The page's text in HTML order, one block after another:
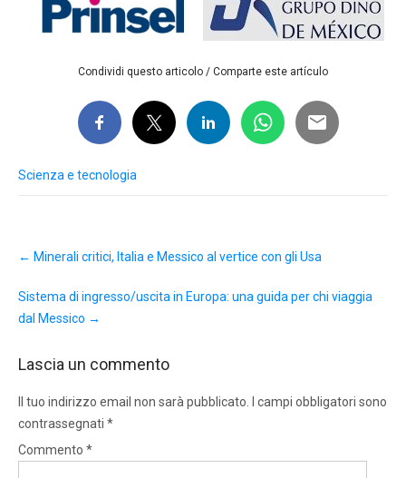
Condividi questo articolo / Comparte este artículo
Scienza e tecnologia
navigation
← Minerali critici, Italia e Messico al vertice con gli Usa
Sistema di ingresso/uscita in Europa: una guida per chi viaggia
dal Messico →
Lascia un commento
Il tuo indirizzo email non sarà pubblicato.
I campi obbligatori sono
contrassegnati *
Commento *